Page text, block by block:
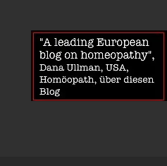
springen
News
über
Homöopathie
und